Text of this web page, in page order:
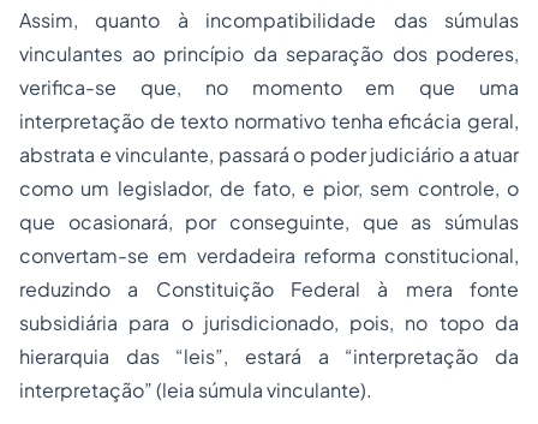
Assim, quanto à incompatibilidade das súmulas
vinculantes ao princípio da separação dos poderes,
verifica-se que, no momento em que uma
interpretação de texto normativo tenha eficácia geral,
abstrata e vinculante, passará o poder judiciário a atuar
como um legislador, de fato, e pior, sem controle, o
que ocasionará, por conseguinte, que as súmulas
convertam-se em verdadeira reforma constitucional,
reduzindo a Constituição Federal à mera fonte
subsidiária para o jurisdicionado, pois, no topo da
hierarquia das “leis”, estará a “interpretação da
interpretação” (leia súmula vinculante).